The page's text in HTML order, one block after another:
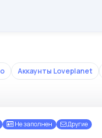
Аккаунты Loveplanet
Не заполнен Другие